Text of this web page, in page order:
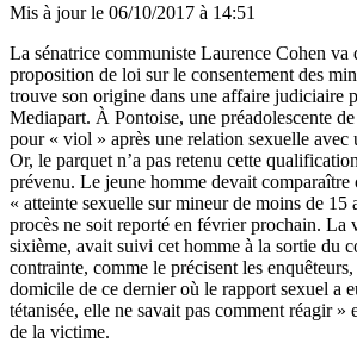
Mis à jour le 06/10/2017 à 14:51
La sénatrice communiste Laurence Cohen va
proposition de loi sur le consentement des
trouve son origine dans une affaire judiciaire
Mediapart. À Pontoise, une préadolescente
pour « viol » après une relation sexuelle avec
Or, le parquet n’a pas retenu cette
prévenu. Le jeune homme devait comparaître
« atteinte sexuelle sur mineur de moins de 15
procès ne soit reporté en février prochain. La
sixième, avait suivi cet homme à la sortie du
contrainte, comme le précisent les
domicile de ce dernier où le rapport sexuel a
tétanisée, elle ne savait pas comment réagir »
de la victime.